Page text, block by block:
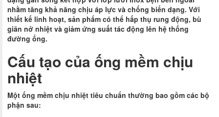
nhằm tăng khả năng chịu áp lực và chống biến dạng. Với
thiết kế linh hoạt, sản phẩm có thể hấp thụ rung động, bù
giãn nở nhiệt và giảm ứng suất tác động lên hệ thống
đường ống.
Cấu tạo của ống mềm chịu
nhiệt
Một ống mềm chịu nhiệt tiêu chuẩn thường bao gồm các bộ
phận sau: